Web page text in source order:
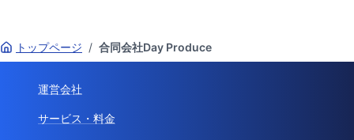
トップページ / 合同会社Day Produce
運営会社
サービス・料金